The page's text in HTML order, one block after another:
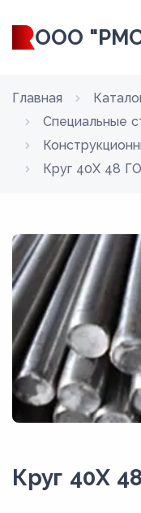
ООО
Главная
Специальные
Круг 40Х 48
Круг 40Х